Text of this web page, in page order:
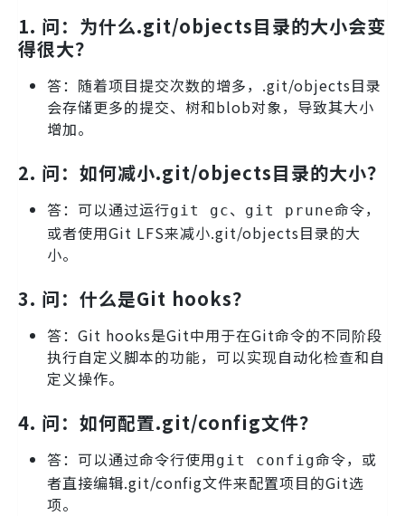
1. 问：为什么.git/objects目录的大小会变
得很大？
答：随着项目提交次数的增多，.git/objects目录
会存储更多的提交、树和blob对象，导致其大小
增加。
2. 问：如何减小.git/objects目录的大小？
答：可以通过运行git gc、 git prune命令，
或者使用Git LFS来减小.git/objects目录的大
小。
3. 问：什么是Git hooks？
答：Git hooks是Git中用于在Git命令的不同阶段
执行自定义脚本的功能，可以实现自动化检查和自
定义操作。
4. 问：如何配置.git/config文件？
答：可以通过命令行使用git config命令，或
者直接编辑.git/config文件来配置项目的Git选
项。